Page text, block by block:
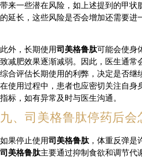
带来一些潜在风险，如上述提到的甲状
的延长，这些风险是否会增加还需要进
此外，长期使用司美格鲁肽可能会使身
致减肥效果逐渐减弱。因此，医生通常
综合评估长期使用的利弊，决定是否继
在使用过程中，患者也应密切关注自身
指标，如有异常及时与医生沟通。
九、司美格鲁肽停药后会
如果停止使用司美格鲁肽 ，体重反弹
司美格鲁肽主要通过抑制食欲和调节代